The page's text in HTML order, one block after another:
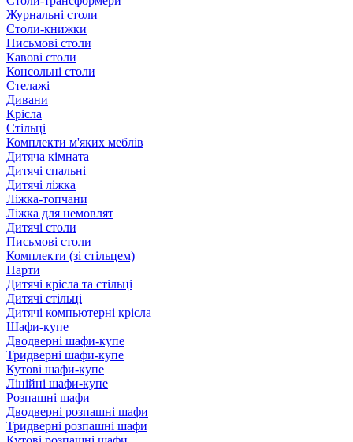
Журнальні столи
Столи-книжки
Письмові столи
Кавові столи
Консольні столи
Стелажі
Дивани
Крісла
Стільці
Комплекти м'яких меблів
Дитяча кімната
Дитячі спальні
Дитячі ліжка
Ліжка-топчани
Ліжка для немовлят
Дитячі столи
Письмові столи
Комплекти (зі стільцем)
Парти
Дитячі крісла та стільці
Дитячі стільці
Дитячі компьютерні крісла
Шафи-купе
Дводверні шафи-купе
Тридверні шафи-купе
Кутові шафи-купе
Лінійні шафи-купе
Розпашні шафи
Дводверні розпашні шафи
Тридверні розпашні шафи